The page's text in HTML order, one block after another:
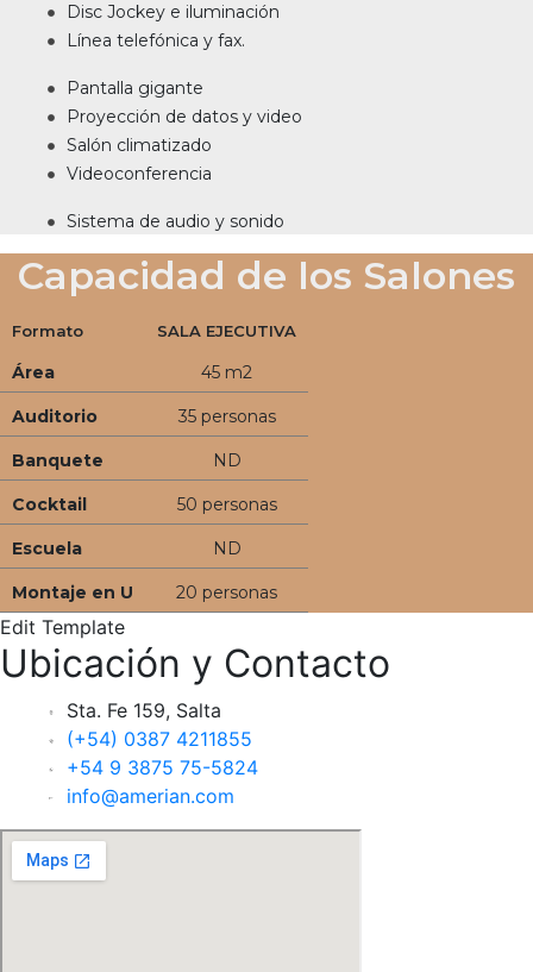
Disc Jockey e iluminación
Línea telefónica y fax.
Pantalla gigante
Proyección de datos y video
Salón climatizado
Videoconferencia
Sistema de audio y sonido
Capacidad de los Salones
Formato SALA EJECUTIVA
Área 45 m2
Auditorio 35 personas
Banquete ND
Cocktail 50 personas
Escuela ND
Montaje en U 20 personas
Edit Template
Ubicación y Contacto
Sta. Fe 159, Salta
(+54) 0387 4211855
+54 9 3875 75-5824
info@amerian.com